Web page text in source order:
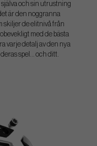
själva och sin utrustning
är den noggranna
skiljer de elitnivå från
med de bästa
varje detalj av den nya
spel... och ditt.